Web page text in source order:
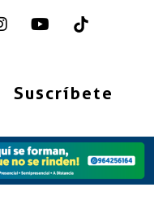
Suscríbete